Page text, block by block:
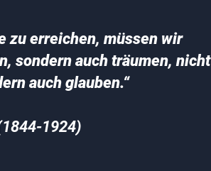
zu erreichen, müssen wir
sondern auch träumen, nicht
auch glauben.“
1924)